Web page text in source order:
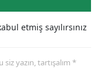
Uşak
Yozgat
etmiş sayılırsınız
yazın, tartışalım *